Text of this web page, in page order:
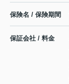
保険名 / 保険期間
保証会社 / 料金